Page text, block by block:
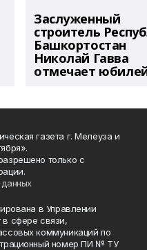
Заслуженный
строитель
Башкортостан
Николай Гавва
отмечает
газета г. Мелеуза и
только с
в Управлении
сфере связи,
коммуникаций по
номер ПИ № ТУ